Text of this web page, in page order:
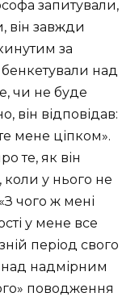
запитували,
він завжди
за
бенкетували над
чи не буде
він відповідав:
мене ціпком».
те, як він
у нього не
чого ж мені
у мене все
період свого
над надмірним
поводження